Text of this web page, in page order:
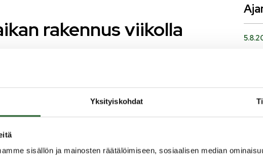
Yksityiskohdat
sisällön ja mainosten räätälöimiseen, sosiaalisen median
rakennus viikolla
rakennetaan viikolla 22. Pyydämme
oleskelua työmaa-alueella.